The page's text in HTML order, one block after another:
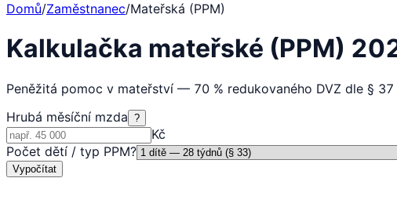
Domů/Zaměstnanec/Mateřská (PPM)
Kalkulačka mateřské (PPM)
Peněžitá pomoc v mateřství — 70 % redukovaného DVZ dle §
Hrubá měsíční mzda ?
Kč
Počet dětí / typ PPM?
Vypočítat